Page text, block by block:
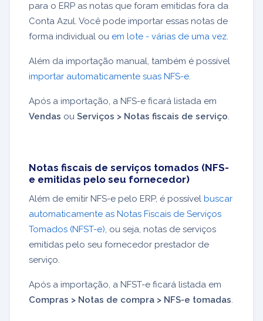
para o ERP as notas que foram emitidas fora da
Conta Azul. Você pode importar essas notas de
forma individual ou em lote - várias de uma vez.
Além da importação manual, também é possível
importar automaticamente suas NFS-e.
Após a importação, a NFS-e ficará listada em
Vendas ou Serviços > Notas fiscais de serviço.
Notas fiscais de serviços tomados (NFS-
e emitidas pelo seu fornecedor)
Além de emitir NFS-e pelo ERP, é possível buscar
automaticamente as Notas Fiscais de Serviços
Tomados (NFST-e), ou seja, notas de serviços
emitidas pelo seu fornecedor prestador de
serviço.
Após a importação, a NFST-e ficará listada em
Compras > Notas de compra > NFS-e tomadas.